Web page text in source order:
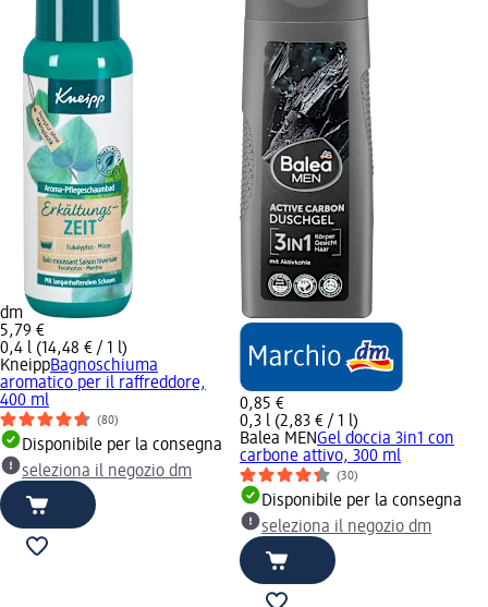
dm
5,79 €
0,4 l (14,48 € / 1 l)
KneippBagnoschiuma
aromatico per il raffreddore,
400 ml
(80)
Disponibile per la consegna
seleziona il negozio dm
0,85 €
0,3 l (2,83 € / 1 l)
Balea MENGel doccia 3in1 con
carbone attivo, 300 ml
(30)
Disponibile per la consegna
seleziona il negozio dm